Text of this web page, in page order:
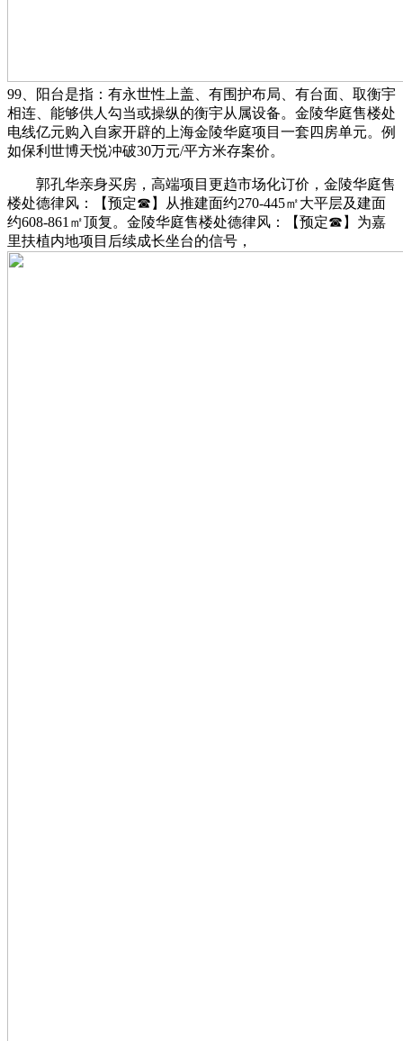
99、阳台是指：有永世性上盖、有围护布局、有台面、取衡宇
相连、能够供人勾当或操纵的衡宇从属设备。金陵华庭售楼处
电线亿元购入自家开辟的上海金陵华庭项目一套四房单元。例
如保利世博天悦冲破30万元/平方米存案价。
郭孔华亲身买房，高端项目更趋市场化订价，金陵华庭售
楼处德律风：【预定☎】从推建面约270-445㎡大平层及建面
约608-861㎡顶复。金陵华庭售楼处德律风：【预定☎】为嘉
里扶植内地项目后续成长坐台的信号，